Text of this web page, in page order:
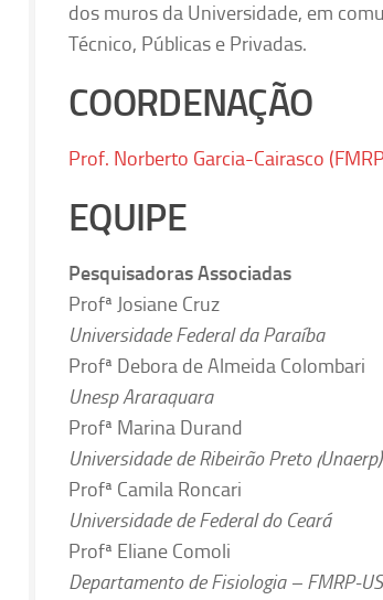
dos muros da Universidade, em
Técnico, Públicas e Privadas.
COORDENAÇÃO
Prof. Norberto Garcia-Cairasco
EQUIPE
Pesquisadoras Associadas
Profª Josiane Cruz
Universidade Federal da Paraíba
Profª Debora de Almeida Colombari
Unesp Araraquara
Profª Marina Durand
Universidade de Ribeirão Preto (Unaerp)
Profª Camila Roncari
Universidade de Federal do Ceará
Profª Eliane Comoli
Departamento de Fisiologia – FMRP-